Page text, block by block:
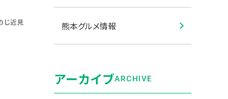
じ近見 熊本グルメ情報
アーカイブARCHIVE